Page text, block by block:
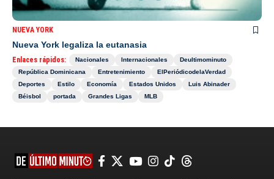
NUEVA YORK
Nueva York legaliza la eutanasia
Enlaces rápidos: Nacionales Internacionales
Deultimominuto
República Dominicana
Entretenimiento
ElPeriódicodelaVerdad
Deportes
Estilo Economía Estados Unidos
Luis Abinader
Béisbol
portada Grandes Ligas MLB